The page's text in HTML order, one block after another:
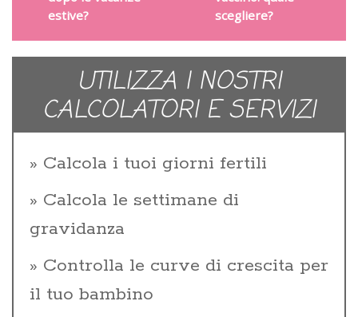
estive?
scegliere?
UTILIZZA I NOSTRI
CALCOLATORI E SERVIZI
Calcola i tuoi giorni fertili
Calcola le settimane di
gravidanza
Controlla le curve di crescita per
il tuo bambino